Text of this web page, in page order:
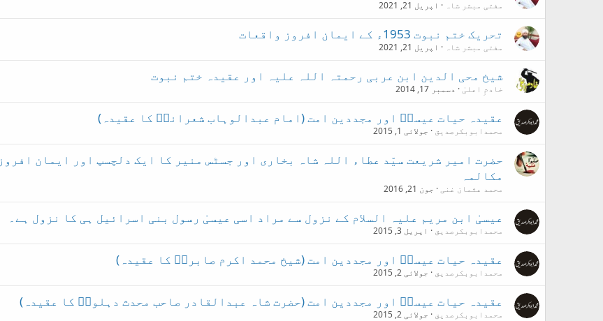
مفتی مبشر شاہ اپریل 21, 2021
تحریک ختم نبوت 1953ء کے ایمان افروز واقعات
مفتی مبشر شاہ اپریل 21, 2021
شیخ محی الدین ابن عربی رحمتہ اللہ علیہ اور عقیدہ ختم نبوت
خادمِ اعلیٰ دسمبر 17, 2014
عقیدہ حیات عیسیؑ اور مجددین امت (امام عبدالوہاب شعرانیؒ کا عقیدہ)
محمدابوبکرصدیق جولائی 1, 2015
حضرت امیر شریعت سیّد عطاء اللہ شاہ بخاری اور جسٹس منیر کا ایک دلچسپ اور ایمان افروز
مکالمہ
محمد عثمان غنی جون 21, 2016
عیسیٰ ابن مریم علیہ السلام کے نزول سے مراد اسی عیسیٰ رسول بنی اسرائیل ہی کا نزول ہے۔
محمدابوبکرصدیق اپریل 3, 2015
عقیدہ حیات عیسیؑ اور مجددین امت (شیخ محمد اکرم صابریؒ کا عقیدہ)
محمدابوبکرصدیق جولائی 2, 2015
عقیدہ حیات عیسیؑ اور مجددین امت (حضرت شاہ عبدالقادر صاحب محدث دہلویؒ کا عقیدہ)
محمدابوبکرصدیق جولائی 2, 2015